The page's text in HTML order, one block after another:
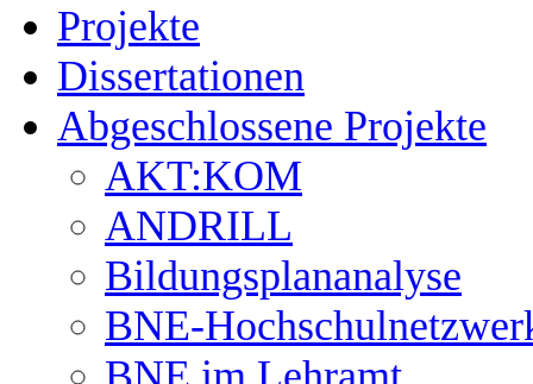
Projekte
Dissertationen
Abgeschlossene Projekte
AKT:KOM
ANDRILL
Bildungsplananalyse
BNE-